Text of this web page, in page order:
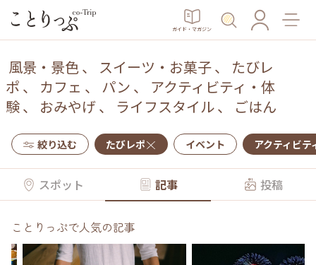
ガイド・マガジン
風景・景色、 スイーツ・お菓子、 たびレ
ポ 、 カフェ 、 パン 、 アクティビティ・体
験、 おみやげ 、 ライフスタイル、 ごはん
絞り込む たびレポ イベント アクティビテ
スポット 記事 投稿
ことりっぷで人気の記事